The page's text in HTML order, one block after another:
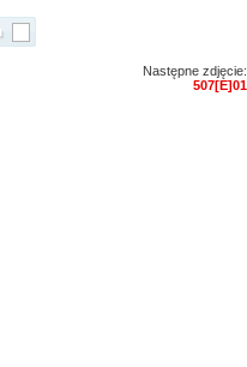
Następne zdjęcie:
507[E]01